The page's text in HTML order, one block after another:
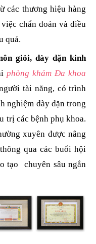
các thương hiệu hàng
chẩn đoán và điều
quả.
giỏi, dày dặn kinh
phòng khám Đa khoa
tài năng, có trình
nghiệm dày dặn trong
trị các bệnh phụ khoa.
xuyên được nâng
qua các buổi hội
tạo chuyên sâu ngắn